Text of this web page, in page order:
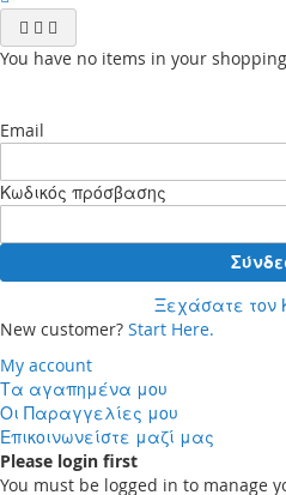
You have no items in your
Email
Κωδικός πρόσβασης
Ξεχάσατε τον
New customer? Start Here.
My account
Τα αγαπημένα μου
Οι Παραγγελίες μου
Επικοινωνείστε μαζί μας
Please login first
You must be logged in to manage